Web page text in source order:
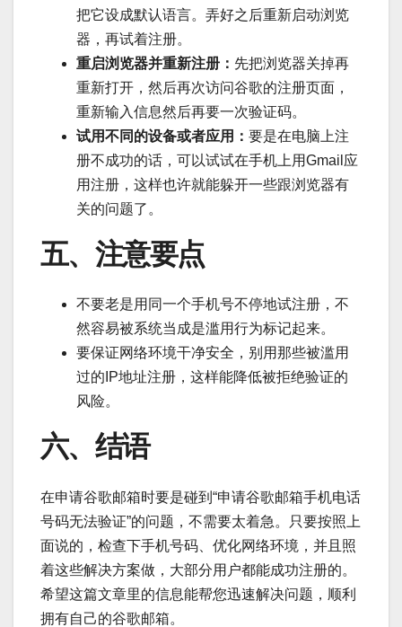
把它设成默认语言。弄好之后重新启动浏览
器，再试着注册。
重启浏览器并重新注册： 先把浏览器关掉再
重新打开，然后再次访问谷歌的注册页面，
重新输入信息然后再要一次验证码。
试用不同的设备或者应用： 要是在电脑上注
册不成功的话，可以试试在手机上用Gmail应
用注册，这样也许就能躲开一些跟浏览器有
关的问题了。
五、注意要点
不要老是用同一个手机号不停地试注册，不
然容易被系统当成是滥用行为标记起来。
要保证网络环境干净安全，别用那些被滥用
过的IP地址注册，这样能降低被拒绝验证的
风险。
六、结语
在申请谷歌邮箱时要是碰到“申请谷歌邮箱手机电话
号码无法验证”的问题，不需要太着急。只要按照上
面说的，检查下手机号码、优化网络环境，并且照
着这些解决方案做，大部分用户都能成功注册的。
希望这篇文章里的信息能帮您迅速解决问题，顺利
拥有自己的谷歌邮箱。